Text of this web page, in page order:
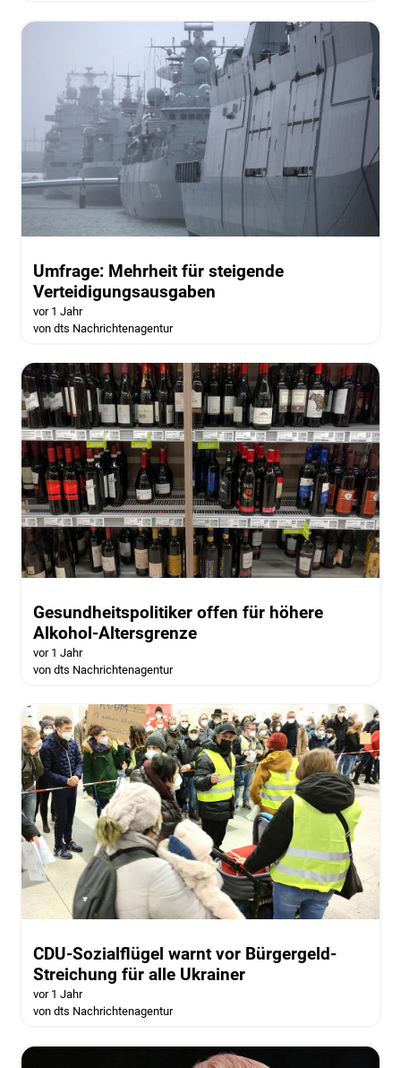
Umfrage: Mehrheit für steigende
Verteidigungsausgaben
vor 1 Jahr
von dts Nachrichtenagentur
Gesundheitspolitiker offen für höhere
Alkohol-Altersgrenze
vor 1 Jahr
von dts Nachrichtenagentur
CDU-Sozialflügel warnt vor Bürgergeld-
Streichung für alle Ukrainer
vor 1 Jahr
von dts Nachrichtenagentur